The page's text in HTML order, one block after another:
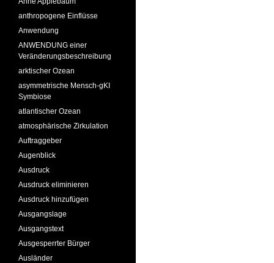
anthropogene Einflüsse
Anwendung
ANWENDUNG einer
Veränderungsbeschreibung
arktischer Ozean
asymmetrische Mensch-gKI
Symbiose
atlantischer Ozean
atmosphärische Zirkulation
Auftraggeber
Augenblick
Ausdruck
Ausdruck eliminieren
Ausdruck hinzufügen
Ausgangslage
Ausgangstext
Ausgesperrter Bürger
Ausländer